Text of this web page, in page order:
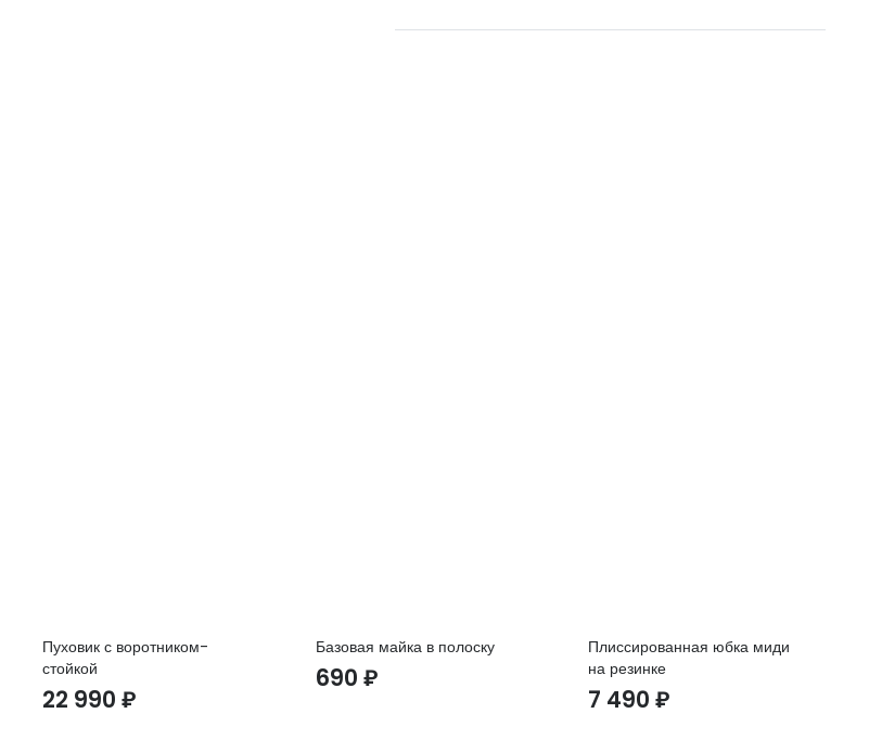
Пуховик с воротником-
стойкой
22 990₽
Базовая майка в полоску
690 ₽
Плиссированная юбка миди
на резинке
7 490 ₽